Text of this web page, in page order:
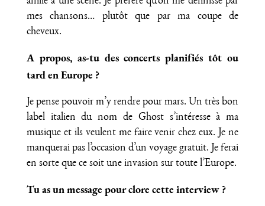
mes chansons… plutôt que par ma coupe de
cheveux.
A propos, as-tu des concerts planifiés tôt ou
tard en Europe ?
Je pense pouvoir m’y rendre pour mars. Un très bon
label italien du nom de Ghost s’intéresse à ma
musique et ils veulent me faire venir chez eux. Je ne
manquerai pas l’occasion d’un voyage gratuit. Je ferai
en sorte que ce soit une invasion sur toute l’Europe.
Tu as un message pour clore cette interview ?